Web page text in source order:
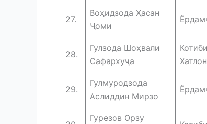
27.
Воҳидзода Ҳасан
Ҷоми
28.
Гулзода Шоҳвали
Сафархуҷа
Хатлон
29.
Гулмуродзода
Аслиддин Мирзо
Гурезов Орзу